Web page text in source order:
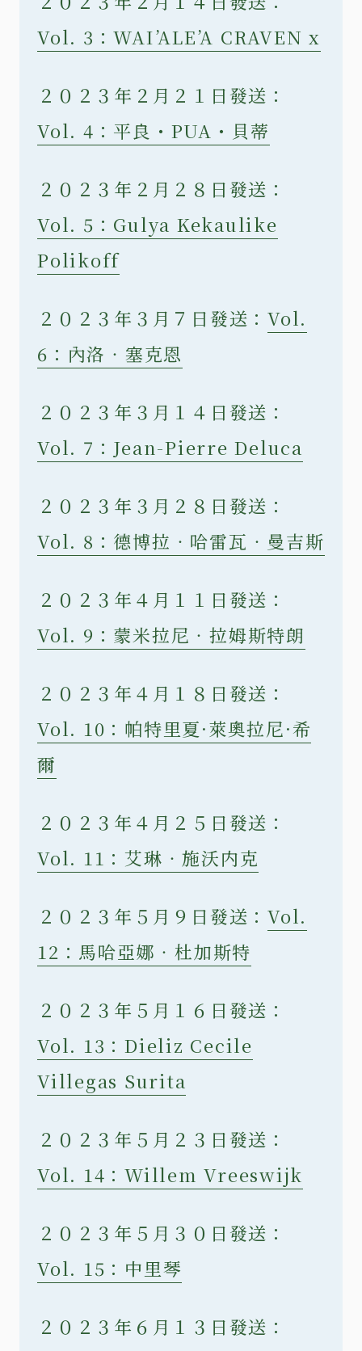
Vol. 3：WAI’ALE’A CRAVEN x
２０２３年２月２１日發送：
Vol. 4：平良・PUA・貝蒂
２０２３年２月２８日發送：
Vol. 5：Gulya Kekaulike
Polikoff
２０２３年３月７日發送：Vol.
6：內洛‧塞克恩
２０２３年３月１４日發送：
Vol. 7：Jean-Pierre Deluca
２０２３年３月２８日發送：
Vol. 8：德博拉‧哈雷瓦‧曼吉斯
２０２３年４月１１日發送：
Vol. 9：蒙米拉尼‧拉姆斯特朗
２０２３年４月１８日發送：
Vol. 10：帕特里夏·萊奧拉尼·希
爾
２０２３年４月２５日發送：
Vol. 11：艾琳‧施沃内克
２０２３年５月９日發送：Vol.
12：馬哈亞娜‧杜加斯特
２０２３年５月１６日發送：
Vol. 13：Dieliz Cecile
Villegas Surita
２０２３年５月２３日發送：
Vol. 14：Willem Vreeswijk
２０２３年５月３０日發送：
Vol. 15：中里琴
２０２３年６月１３日發送：